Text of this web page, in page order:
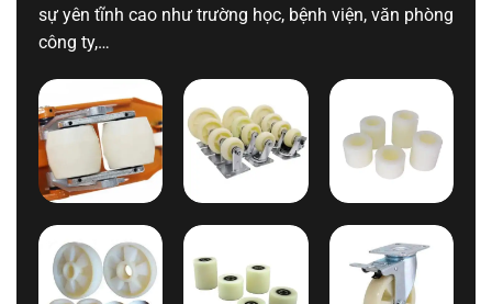
sự yên tĩnh cao như trường học, bệnh viện, văn phòng
công ty,…